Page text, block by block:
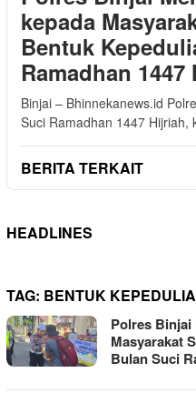
kepada
Bentuk
Ramadhan 1447
Binjai – Bhinnekanews.id
Suci Ramadhan 1447
BERITA TERKAIT
HEADLINES
TAG: BENTUK
Polres Binjai
Masyarakat
Bulan Suci